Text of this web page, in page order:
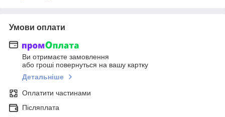
Умови оплати
Ви отримаєте замовлення
або гроші повернуться на вашу картку
Детальніше
Оплатити частинами
Післяплата